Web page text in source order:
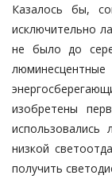
Казалось бы,
исключительно
не было до
изобретены
использовались
низкой
получить